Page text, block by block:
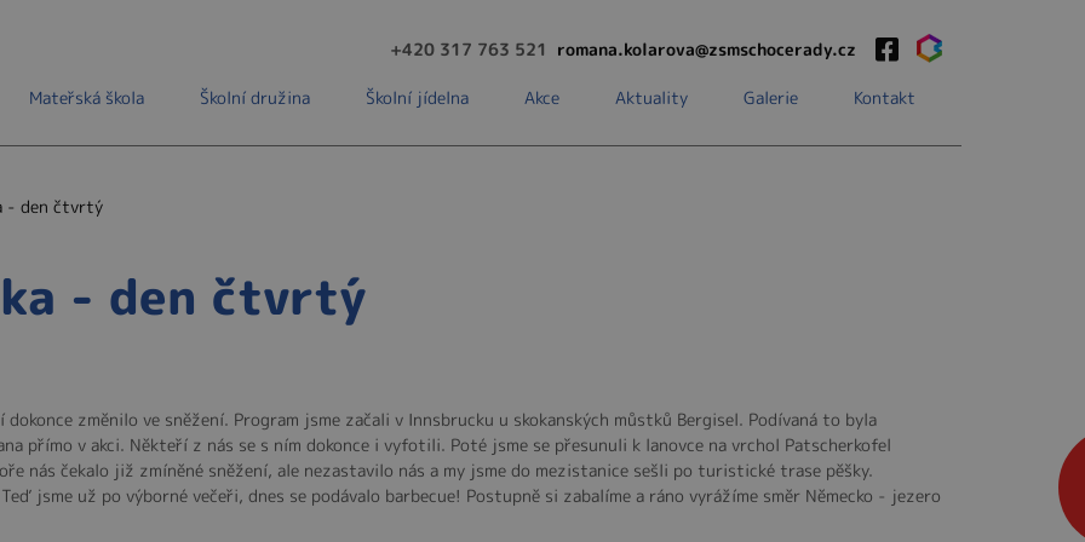
+420 317 763 521 romana.kolarova@zsmschocerady.cz
Mateřská škola Školní družina Školní jídelna Akce Aktuality Galerie Kontakt
- den čtvrtý
- den čtvrtý
změnilo ve sněžení. Program jsme začali v Innsbrucku u skokanských můstků Bergisel. Podívaná to byla
přímo v akci. Někteří z nás se s ním dokonce i vyfotili. Poté jsme se přesunuli k lanovce na vrchol Patscherkofel
nás čekalo již zmíněné sněžení, ale nezastavilo nás a my jsme do mezistanice sešli po turistické trase pěšky.
jsme už po výborné večeři, dnes se podávalo barbecue! Postupně si zabalíme a ráno vyrážíme směr Německo - jezero